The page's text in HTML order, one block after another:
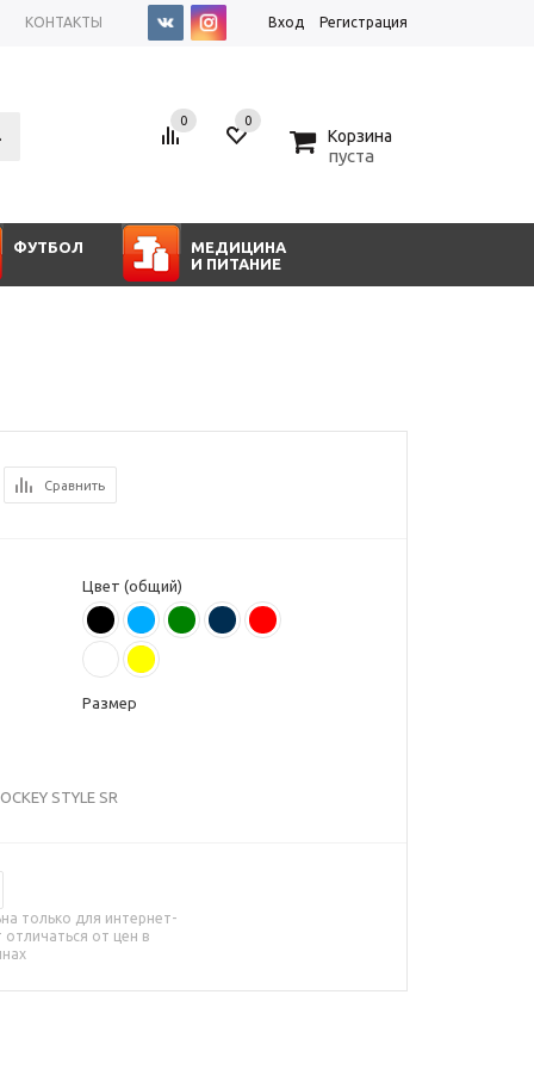
КОНТАКТЫ Вход Регистрация
0 0
Корзина
пуста
ФУТБОЛ
МЕДИЦИНА
И ПИТАНИЕ
Сравнить
Цвет (общий)
Размер
STYLE SR
только для интернет-
от цен в